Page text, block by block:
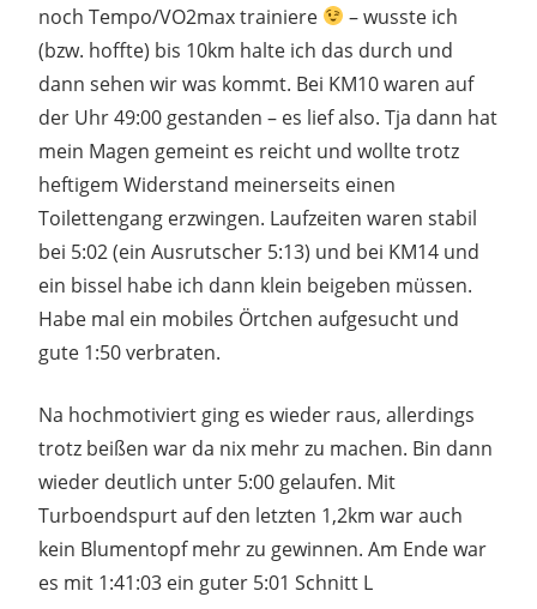
noch Tempo/VO2max trainiere
– wusste ich
(bzw. hoffte) bis 10km halte ich das durch und
dann sehen wir was kommt. Bei KM10 waren auf
der Uhr 49:00 gestanden – es lief also. Tja dann hat
mein Magen gemeint es reicht und wollte trotz
heftigem Widerstand meinerseits einen
Toilettengang erzwingen. Laufzeiten waren stabil
bei 5:02 (ein Ausrutscher 5:13) und bei KM14 und
ein bissel habe ich dann klein beigeben müssen.
Habe mal ein mobiles Örtchen aufgesucht und
gute 1:50 verbraten.
Na hochmotiviert ging es wieder raus, allerdings
trotz beißen war da nix mehr zu machen. Bin dann
wieder deutlich unter 5:00 gelaufen. Mit
Turboendspurt auf den letzten 1,2km war auch
kein Blumentopf mehr zu gewinnen. Am Ende war
es mit 1:41:03 ein guter 5:01 Schnitt L